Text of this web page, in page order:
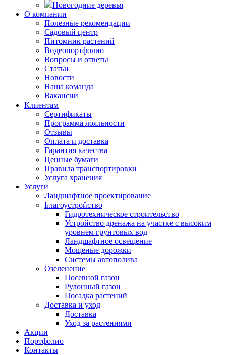
Новогодние деревья
О компании
Полезные рекомендации
Садовый центр
Питомник растений
Видеопортфолио
Вопросы и ответы
Статьи
Новости
Наша команда
Вакансии
Клиентам
Сертификаты
Программа лояльности
Отзывы
Оплата и доставка
Гарантия качества
Ценные бумаги
Правила транспортировки
Услуга хранения
Услуги
Ландшафтное проектирование
Благоустройство
Гидротехническое строительство
Устройство дренажа на участке с высоким
уровнем грунтовых вод
Ландшафтное освещение
Мощеные дорожки
Системы автополива
Озеленение
Посевной газон
Рулонный газон
Посадка растений
Доставка и уход
Доставка
Уход за растениями
Акции
Портфолио
Контакты